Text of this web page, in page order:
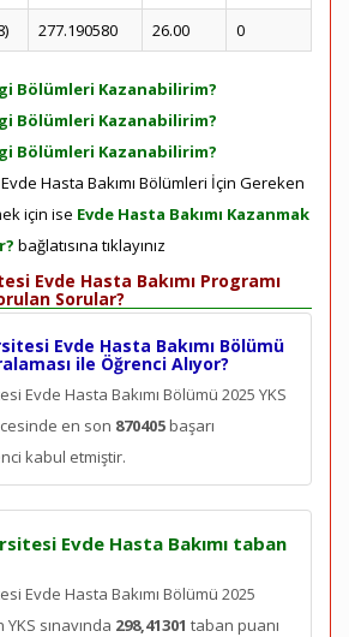
277.190580 26.00 0
Bölümleri Kazanabilirim?
Bölümleri Kazanabilirim?
Bölümleri Kazanabilirim?
Hasta Bakımı Bölümleri İçin Gereken
için ise Evde Hasta Bakımı Kazanmak
bağlatısına tıklayınız
Evde Hasta Bakımı Programı
Sorular?
Evde Hasta Bakımı Bölümü
ile Öğrenci Alıyor?
Evde Hasta Bakımı Bölümü 2025 YKS
en son 870405başarı
kabul etmiştir.
Evde Hasta Bakımı taban
Evde Hasta Bakımı Bölümü 2025
YKS sınavında 298,41301 taban puanı